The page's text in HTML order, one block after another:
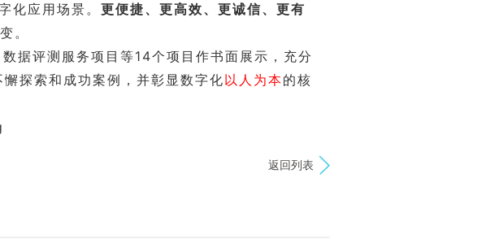
化应用场景。 更便捷、更高效、更诚信、更有
。
据评测服务项目等14个项目作书面展示，充分
探索和成功案例，并彰显数字化以人为本的核
返回列表